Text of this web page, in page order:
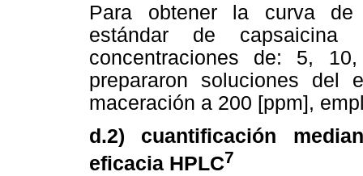
Para obtener la curva de
estándar de capsaicina
concentraciones de: 5,
prepararon soluciones del
maceración a 200 [ppm],
d.2) cuantificación
eficacia HPLC7